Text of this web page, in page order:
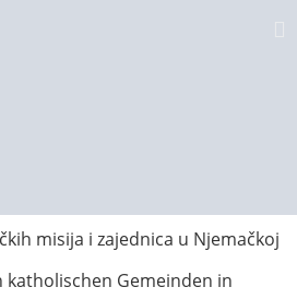
misija i zajednica u Njemačkoj
Gemeinden in